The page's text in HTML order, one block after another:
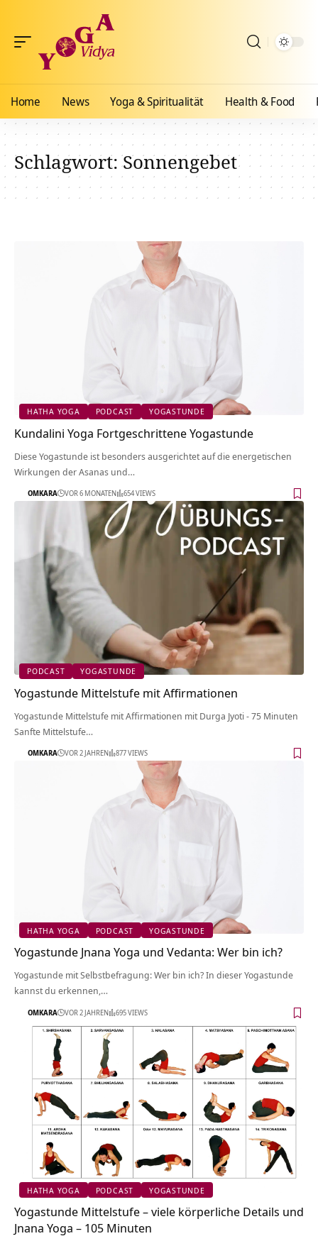
Home News Yoga & Spiritualität Health & Food
Schlagwort:Sonnengebet
HATHA YOGA PODCAST YOGASTUNDE
Kundalini Yoga Fortgeschrittene Yogastunde
Diese Yogastunde ist besonders ausgerichtet auf die energetischen
Wirkungen der Asanas und…
OMKARA VOR 6 MONATEN 654 VIEWS
PODCAST YOGASTUNDE
Yogastunde Mittelstufe mit Affirmationen
Yogastunde Mittelstufe mit Affirmationen mit Durga Jyoti - 75 Minuten
Sanfte Mittelstufe…
OMKARA VOR 2 JAHREN 877 VIEWS
HATHA YOGA PODCAST YOGASTUNDE
Yogastunde Jnana Yoga und Vedanta: Wer bin ich?
Yogastunde mit Selbstbefragung: Wer bin ich? In dieser Yogastunde
kannst du erkennen,…
OMKARA VOR 2 JAHREN 695 VIEWS
HATHA YOGA PODCAST YOGASTUNDE
Yogastunde Mittelstufe – viele körperliche Details und
Jnana Yoga – 105 Minuten